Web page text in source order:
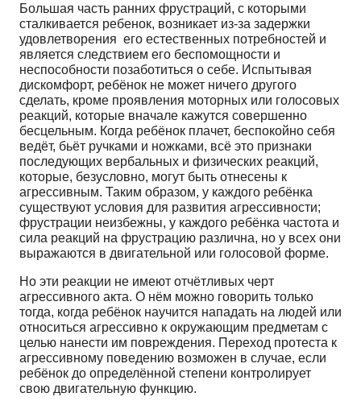
Большая часть ранних фрустраций, с которыми
сталкивается ребенок, возникает из-за задержки
удовлетворения его естественных потребностей и
является следствием его беспомощности и
неспособности позаботиться о себе. Испытывая
дискомфорт, ребёнок не может ничего другого
сделать, кроме проявления моторных или голосовых
реакций, которые вначале кажутся совершенно
бесцельным. Когда ребёнок плачет, беспокойно себя
ведёт, бьёт ручками и ножками, всё это признаки
последующих вербальных и физических реакций,
которые, безусловно, могут быть отнесены к
агрессивным. Таким образом, у каждого ребёнка
существуют условия для развития агрессивности;
фрустрации неизбежны, у каждого ребёнка частота и
сила реакций на фрустрацию различна, но у всех они
выражаются в двигательной или голосовой форме.
Но эти реакции не имеют отчётливых черт
агрессивного акта. О нём можно говорить только
тогда, когда ребёнок научится нападать на людей или
относиться агрессивно к окружающим предметам с
целью нанести им повреждения. Переход протеста к
агрессивному поведению возможен в случае, если
ребёнок до определённой степени контролирует
свою двигательную функцию.